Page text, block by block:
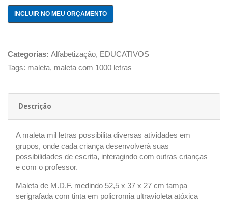
INCLUIR NO MEU ORÇAMENTO
Categorias: Alfabetização, EDUCATIVOS
Tags: maleta, maleta com 1000 letras
Descrição
A maleta mil letras possibilita diversas atividades em
grupos, onde cada criança desenvolverá suas
possibilidades de escrita, interagindo com outras crianças
e com o professor.
Maleta de M.D.F. medindo 52,5 x 37 x 27 cm tampa
serigrafada com tinta em policromia ultravioleta atóxica